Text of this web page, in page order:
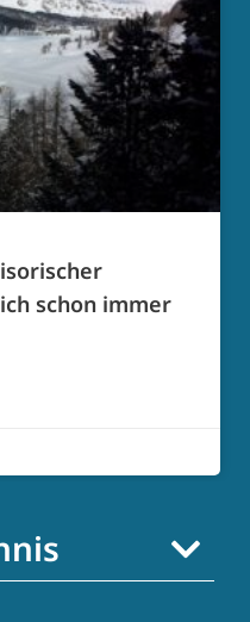
schon immer